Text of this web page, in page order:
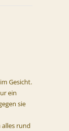
Gesicht.
ein
sie
rund